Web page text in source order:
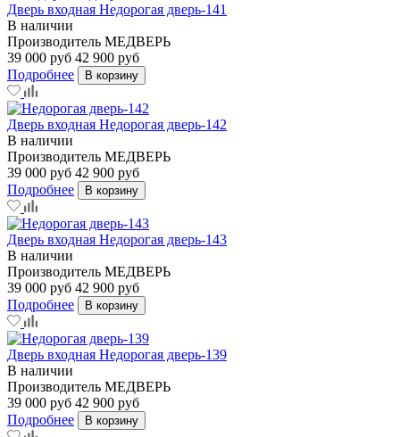
Дверь входная Недорогая дверь-141
В наличии
Производитель МЕДВЕРЬ
39 000 руб 42 900 руб
Подробнее
В корзину
Дверь входная Недорогая дверь-142
В наличии
Производитель МЕДВЕРЬ
39 000 руб 42 900 руб
Подробнее
В корзину
Дверь входная Недорогая дверь-143
В наличии
Производитель МЕДВЕРЬ
39 000 руб 42 900 руб
Подробнее
В корзину
Дверь входная Недорогая дверь-139
В наличии
Производитель МЕДВЕРЬ
39 000 руб 42 900 руб
Подробнее
В корзину